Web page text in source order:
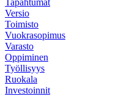
Tapahtumat
Versio
Toimisto
Vuokrasopimus
Varasto
Oppiminen
Työllisyys
Ruokala
Investoinnit